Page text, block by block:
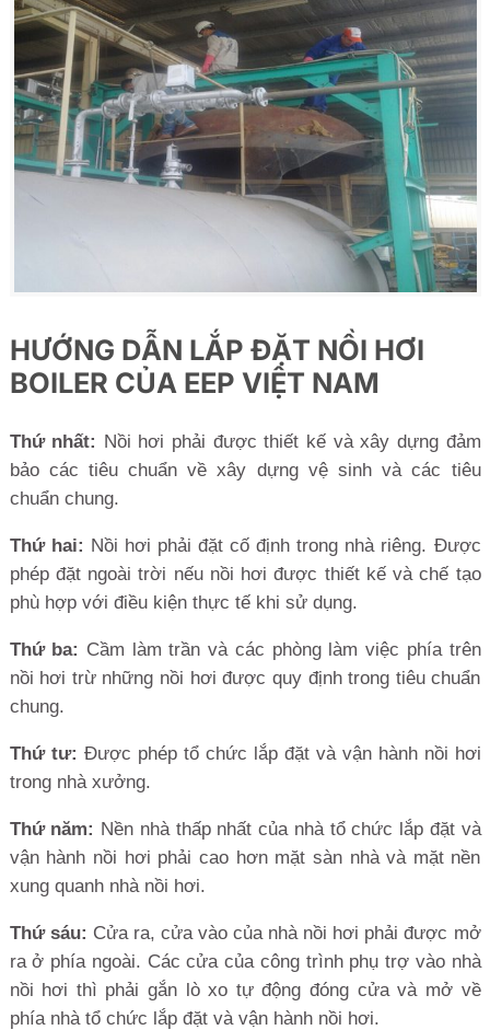
HƯỚNG DẪN LẮP ĐẶT NỒI HƠI
BOILER CỦA EEP VIỆT NAM
Thứ nhất: Nồi hơi phải được thiết kế và xây dựng đảm
bảo các tiêu chuẩn về xây dựng vệ sinh và các tiêu
chuẩn chung.
Thứ hai: Nồi hơi phải đặt cố định trong nhà riêng. Được
phép đặt ngoài trời nếu nồi hơi được thiết kế và chế tạo
phù hợp với điều kiện thực tế khi sử dụng.
Thứ ba: Cầm làm trần và các phòng làm việc phía trên
nồi hơi trừ những nồi hơi được quy định trong tiêu chuẩn
chung.
Thứ tư: Được phép tổ chức lắp đặt và vận hành nồi hơi
trong nhà xưởng.
Thứ năm: Nền nhà thấp nhất của nhà tổ chức lắp đặt và
vận hành nồi hơi phải cao hơn mặt sàn nhà và mặt nền
xung quanh nhà nồi hơi.
Thứ sáu: Cửa ra, cửa vào của nhà nồi hơi phải được mở
ra ở phía ngoài. Các cửa của công trình phụ trợ vào nhà
nồi hơi thì phải gắn lò xo tự động đóng cửa và mở về
phía nhà tổ chức lắp đặt và vận hành nồi hơi.